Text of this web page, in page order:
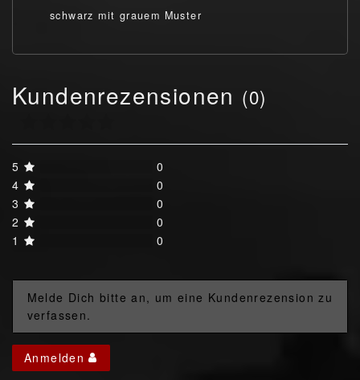
schwarz mit grauem Muster
Kundenrezensionen (0)
5
0
4
0
3
0
2
0
1
0
Melde Dich bitte an, um eine Kundenrezension zu
verfassen.
Anmelden